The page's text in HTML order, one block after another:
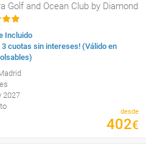
Golf and Ocean Club by Diamond
Incluido
3 cuotas sin intereses! (Válido en
2027
desde
402€